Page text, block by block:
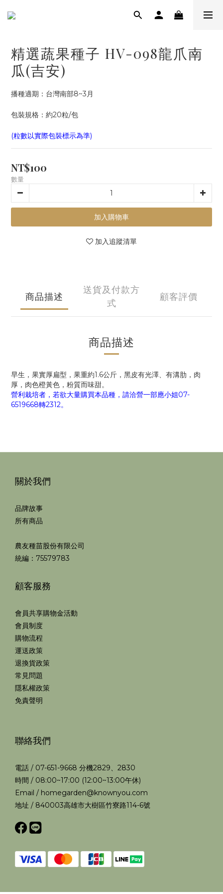
精選蔬果種子 HV-098龍爪南
瓜(吉安)
播種適期：台灣南部8~3月
包裝規格：約20粒/包
(粒數以實際包裝標示為準)
NT$100
數量
加入購物車
加入追蹤清單
商品描述
送貨及付款方
式
顧客評價
商品描述
早生，果實厚扁型，果重約1.6公斤，黑皮有光澤、有溝肋，肉
厚，肉色橙黃色，粉質而味甜。
營利栽培者，若欲大量購買本品種，請洽營一部應小姐07-
6519668轉2312。
關於我們
品牌故事
所有商品
農友種苗股份有限公司
統編：75579783
顧客服務
會員共享購物金活動
會員制度
購物流程
運送政策
退換貨政策
常見問題
隱私權政策
免責聲明
聯絡我們
電話 / 07-651-9668 分機2829、2830
時間 / 08:00~17:00 (12:00~13:00午休)
Email / homegarden@knownyou.com
地址 / 840003高雄市大樹區竹寮路114-6號